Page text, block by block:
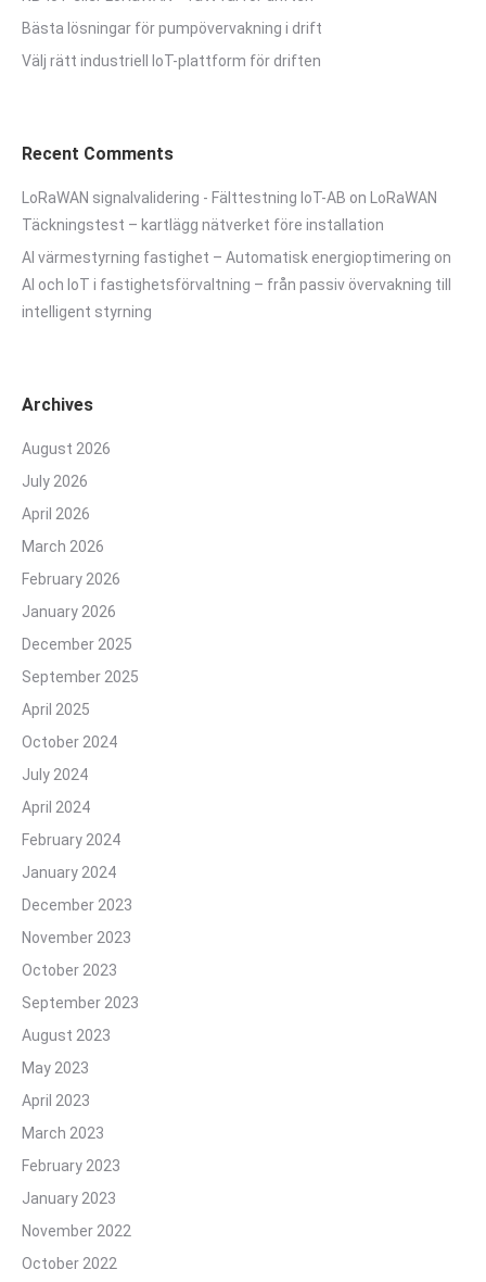
Bästa lösningar för pumpövervakning i drift
Välj rätt industriell IoT-plattform för driften
Recent Comments
LoRaWAN signalvalidering - Fälttestning IoT-AB on
LoRaWAN
Täckningstest – kartlägg nätverket före installation
AI värmestyrning fastighet – Automatisk energioptimering on
AI och IoT i fastighetsförvaltning – från passiv övervakning till
intelligent styrning
Archives
August 2026
July 2026
April 2026
March 2026
February 2026
January 2026
December 2025
September 2025
April 2025
October 2024
July 2024
April 2024
February 2024
January 2024
December 2023
November 2023
October 2023
September 2023
August 2023
May 2023
April 2023
March 2023
February 2023
January 2023
November 2022
October 2022